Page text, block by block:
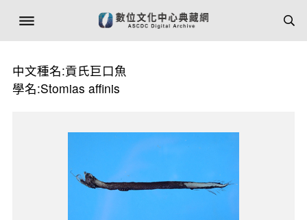
中文種名:貢氏巨口魚
學名:Stomias affinis